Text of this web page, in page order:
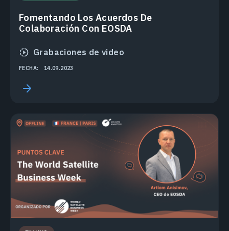
Fomentando Los Acuerdos De
Colaboración Con EOSDA
Grabaciones de video
FECHA: 14.09.2023